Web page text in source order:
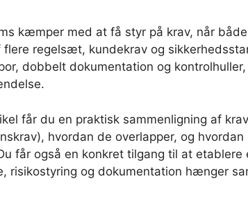
kæmper med at få styr på krav, når
regelsæt, kundekrav og
dobbelt dokumentation og
får du en praktisk sammenligning af
hvordan de overlapper, og
får også en konkret tilgang til at etablere
risikostyring og dokumentation hænger